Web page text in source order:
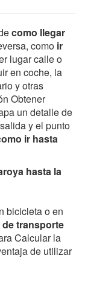
como llegar
como ir
lugar calle o
en coche, la
y otras
Obtener
un detalle de
y el punto
ir hasta
hasta la
bicicleta o en
transporte
Calcular la
de utilizar